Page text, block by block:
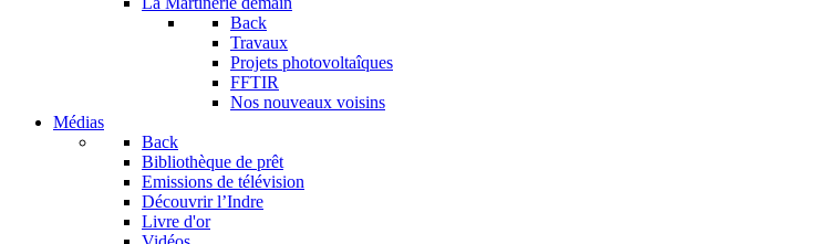
Back
Travaux
Projets photovoltaîques
FFTIR
Nos nouveaux voisins
Médias
Back
Bibliothèque de prêt
Emissions de télévision
Découvrir l’Indre
Livre d'or